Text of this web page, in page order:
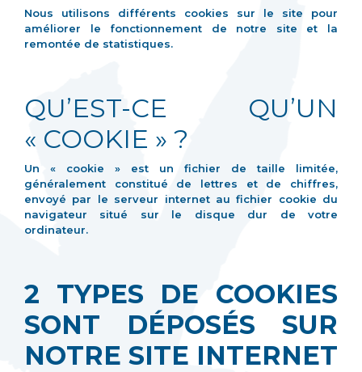
Nous utilisons différents cookies sur le site pour
améliorer le fonctionnement de notre site et la
remontée de statistiques.
QU’EST-CE QU’UN
« COOKIE » ?
Un « cookie » est un fichier de taille limitée,
généralement constitué de lettres et de chiffres,
envoyé par le serveur internet au fichier cookie du
navigateur situé sur le disque dur de votre
ordinateur.
2 TYPES DE COOKIES
SONT DÉPOSÉS SUR
NOTRE SITE INTERNET